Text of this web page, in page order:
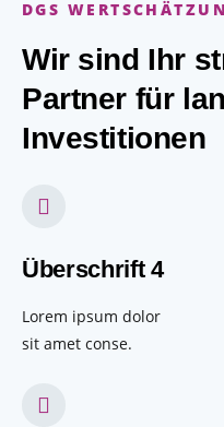
DGS
Wir sind Ihr
Partner für
Investitionen
Überschrift 4
Lorem ipsum dolor
sit amet conse.